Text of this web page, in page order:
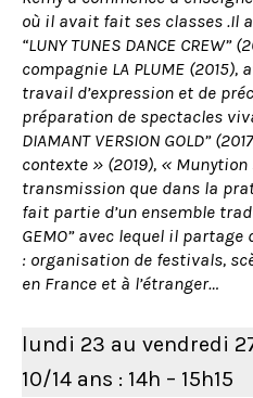
où il avait fait ses classes .Il
“LUNY TUNES DANCE CREW”
compagnie LA PLUME
travail d’expression et de
préparation de spectacles
DIAMANT VERSION GOLD”
contexte » (2019), «
transmission que dans la
fait partie d’un ensemble
GEMO” avec lequel il
: organisation de festivals,
en France et à l’étranger…
lundi 23 au vendredi
10/14 ans : 14h – 15h15